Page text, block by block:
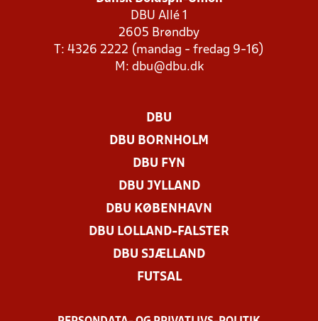
DBU Allé 1
2605 Brøndby
T: 4326 2222 (mandag - fredag 9-16)
M: dbu@dbu.dk
DBU
DBU BORNHOLM
DBU FYN
DBU JYLLAND
DBU KØBENHAVN
DBU LOLLAND-FALSTER
DBU SJÆLLAND
FUTSAL